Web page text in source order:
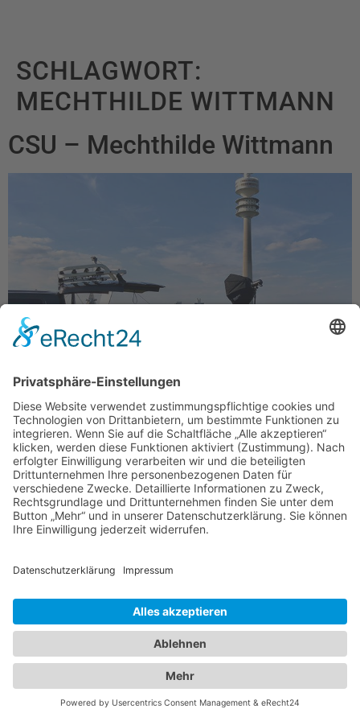
SCHLAGWORT:
MECHTHILDE WITTMANN
CSU – Mechthilde Wittmann
Eine Wahlkampfkampagne zu fotografieren,
kann einem schon alles abverlangen, wenn
man so eine sympathische Powerfrau, wie
Mechthilde, begleitet. Bauernhof, Schule,
Stadtfest, Garten, Olympiapark….
Alle Fotos © Christoph Gramann
ImpressumDatenschutz